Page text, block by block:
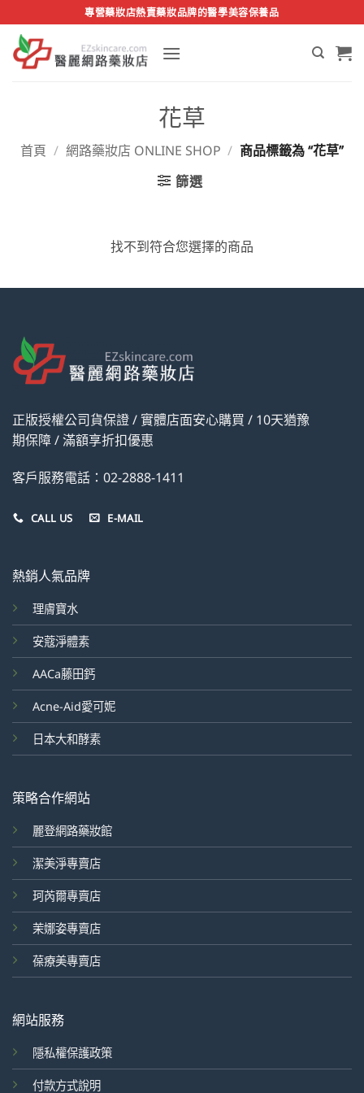
to
content
專營藥妝店熱賣藥妝品牌的醫學美容保養品
花草
首頁 / 網路藥妝店 ONLINE SHOP / 商品標籤為 “花草”
篩選
找不到符合您選擇的商品
正版授權公司貨保證 / 實體店面安心購買 / 10天猶豫
期保障 / 滿額享折扣優惠
客戶服務電話：02-2888-1411
CALL US E-MAIL
熱銷人氣品牌
理膚寶水
安蔻淨體素
AACa藤田鈣
Acne-Aid愛可妮
日本大和酵素
策略合作網站
麗登網路藥妝館
潔美淨專賣店
珂芮爾專賣店
茉娜姿專賣店
葆療美專賣店
網站服務
隱私權保護政策
付款方式說明